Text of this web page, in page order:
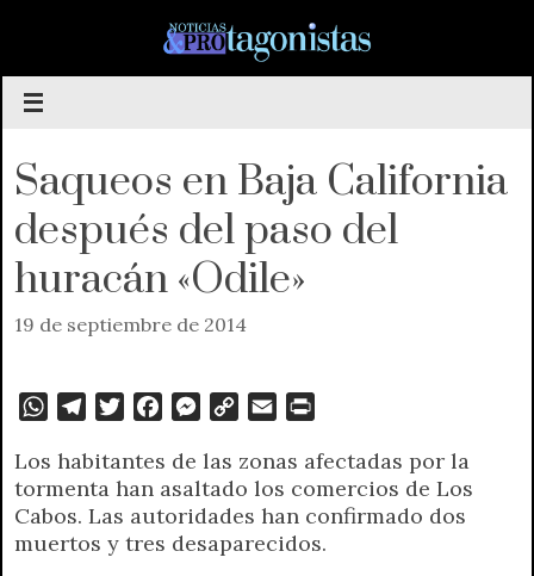
contenido
Saqueos en Baja California
después del paso del
huracán «Odile»
19 de septiembre de 2014
W
a
t
s
A
l
e
g
r
i
t
t
e
c
e
b
o
M
s
s
e
n
p
y
L
i
a
i
l
i
n
t
F
Los habitantes de las zonas afectadas por la
tormenta han asaltado los comercios de Los
Cabos. Las autoridades han confirmado dos
muertos y tres desaparecidos.